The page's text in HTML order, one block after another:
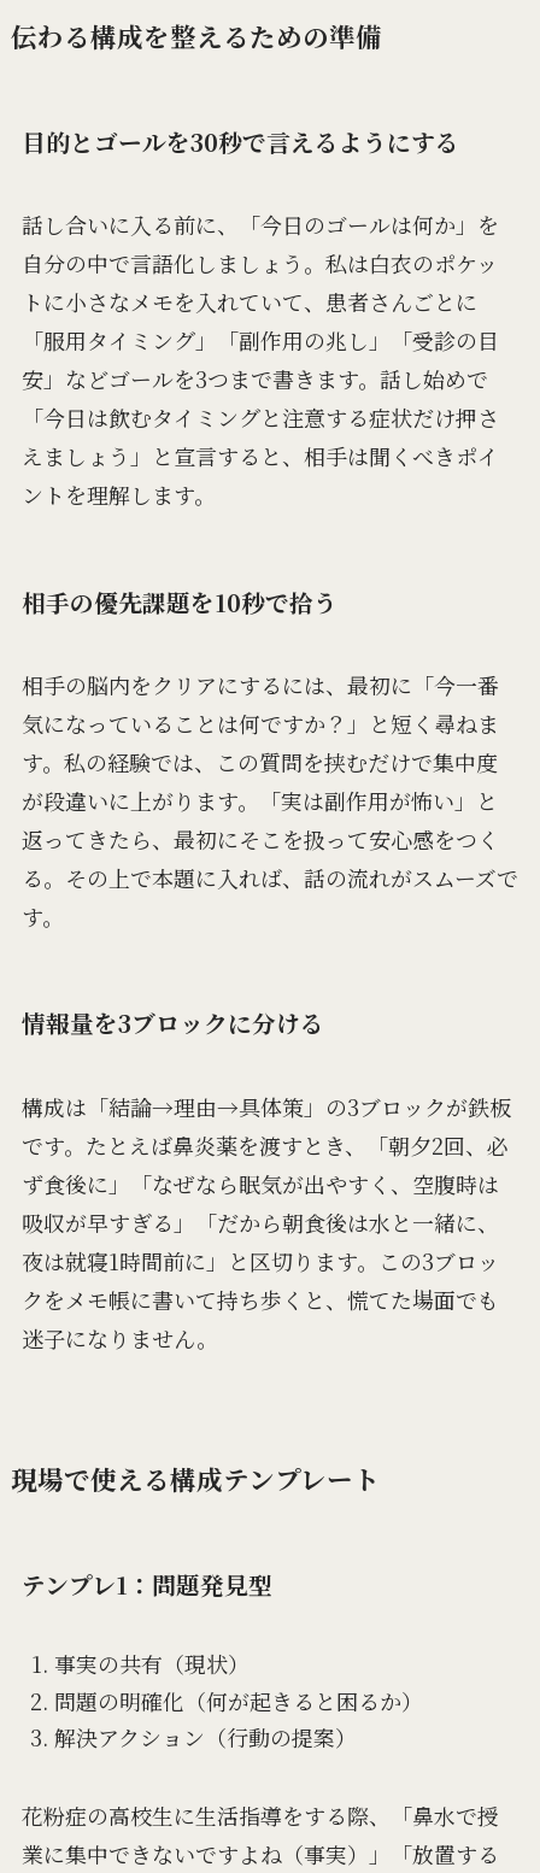
伝わる構成を整えるための準備
目的とゴールを30秒で言えるようにする
話し合いに入る前に、「今日のゴールは何か」を
自分の中で言語化しましょう。私は白衣のポケッ
トに小さなメモを入れていて、患者さんごとに
「服用タイミング」「副作用の兆し」「受診の目
安」などゴールを3つまで書きます。話し始めで
「今日は飲むタイミングと注意する症状だけ押さ
えましょう」と宣言すると、相手は聞くべきポイ
ントを理解します。
相手の優先課題を10秒で拾う
相手の脳内をクリアにするには、最初に「今一番
気になっていることは何ですか？」と短く尋ねま
す。私の経験では、この質問を挟むだけで集中度
が段違いに上がります。「実は副作用が怖い」と
返ってきたら、最初にそこを扱って安心感をつく
る。その上で本題に入れば、話の流れがスムーズで
す。
情報量を3ブロックに分ける
構成は「結論→理由→具体策」の3ブロックが鉄板
です。たとえば鼻炎薬を渡すとき、「朝夕2回、必
ず食後に」「なぜなら眠気が出やすく、空腹時は
吸収が早すぎる」「だから朝食後は水と一緒に、
夜は就寝1時間前に」と区切ります。この3ブロッ
クをメモ帳に書いて持ち歩くと、慌てた場面でも
迷子になりません。
現場で使える構成テンプレート
テンプレ1：問題発見型
事実の共有（現状）
問題の明確化（何が起きると困るか）
解決アクション（行動の提案）
花粉症の高校生に生活指導をする際、「鼻水で授
業に集中できないですよね（事実）」「放置する